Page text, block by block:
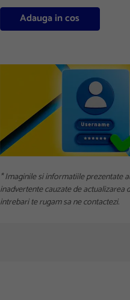
Adauga in cos
* Imaginile si informatiile prezentate
inadvertente cauzate de
intrebari te rugam sa ne contactezi.